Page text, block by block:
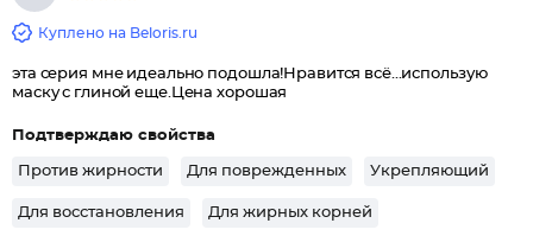
Куплено на Beloris.ru
эта серия мне идеально подошла!Нравится всё...использую
маску с глиной еще.Цена хорошая
Подтверждаю свойства
Против жирности Для поврежденных Укрепляющий
Для восстановления Для жирных корней